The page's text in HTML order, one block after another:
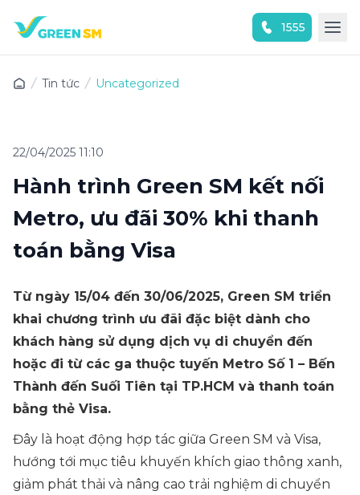
1555
Tin tức Uncategorized
22/04/2025 11:10
Hành trình Green SM kết nối
Metro, ưu đãi 30% khi thanh
toán bằng Visa
Từ ngày 15/04 đến 30/06/2025, Green SM triển
khai chương trình ưu đãi đặc biệt dành cho
khách hàng sử dụng dịch vụ di chuyển đến
hoặc đi từ các ga thuộc tuyến Metro Số 1 – Bến
Thành đến Suối Tiên tại TP.HCM và thanh toán
bằng thẻ Visa.
Đây là hoạt động hợp tác giữa Green SM và Visa,
hướng tới mục tiêu khuyến khích giao thông xanh,
giảm phát thải và nâng cao trải nghiệm di chuyển